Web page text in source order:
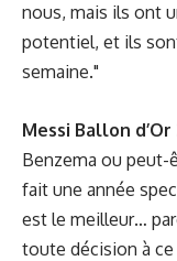
nous, mais ils ont
potentiel, et ils
semaine."
Messi Ballon d’Or
Benzema ou peut-
fait une année
est le meilleur…
toute décision à